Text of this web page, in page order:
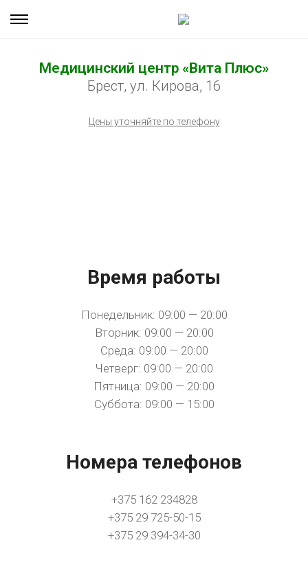
Медицинский центр «Вита Плюс»
Брест, ул. Кирова, 16
Цены уточняйте по телефону
Время работы
Понедельник: 09:00 — 20:00
Вторник: 09:00 — 20:00
Среда: 09:00 — 20:00
Четверг: 09:00 — 20:00
Пятница: 09:00 — 20:00
Суббота: 09:00 — 15:00
Номера телефонов
+375 162 234828
+375 29 725-50-15
+375 29 394-34-30